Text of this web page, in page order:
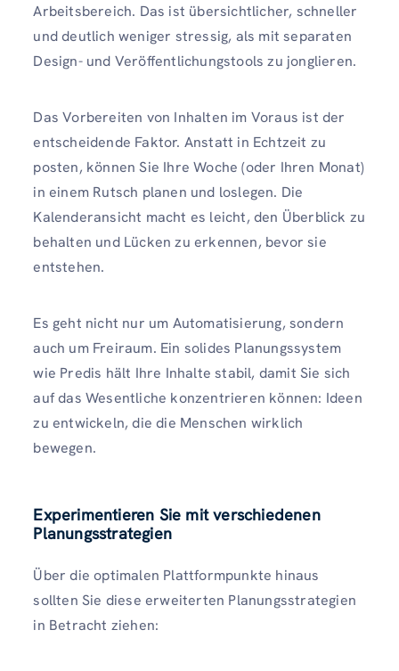
Arbeitsbereich. Das ist übersichtlicher, schneller
und deutlich weniger stressig, als mit separaten
Design- und Veröffentlichungstools zu jonglieren.
Das Vorbereiten von Inhalten im Voraus ist der
entscheidende Faktor. Anstatt in Echtzeit zu
posten, können Sie Ihre Woche (oder Ihren Monat)
in einem Rutsch planen und loslegen. Die
Kalenderansicht macht es leicht, den Überblick zu
behalten und Lücken zu erkennen, bevor sie
entstehen.
Es geht nicht nur um Automatisierung, sondern
auch um Freiraum. Ein solides Planungssystem
wie Predis hält Ihre Inhalte stabil, damit Sie sich
auf das Wesentliche konzentrieren können: Ideen
zu entwickeln, die die Menschen wirklich
bewegen.
Experimentieren Sie mit verschiedenen
Planungsstrategien
Über die optimalen Plattformpunkte hinaus
sollten Sie diese erweiterten Planungsstrategien
in Betracht ziehen: